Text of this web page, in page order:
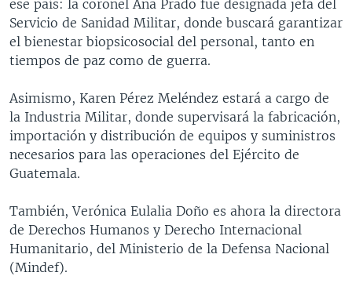
ese país: la coronel Ana Prado fue designada jefa del
Servicio de Sanidad Militar, donde buscará garantizar
el bienestar biopsicosocial del personal, tanto en
tiempos de paz como de guerra.
Asimismo, Karen Pérez Meléndez estará a cargo de
la Industria Militar, donde supervisará la fabricación,
importación y distribución de equipos y suministros
necesarios para las operaciones del Ejército de
Guatemala.
También, Verónica Eulalia Doño es ahora la directora
de Derechos Humanos y Derecho Internacional
Humanitario, del Ministerio de la Defensa Nacional
(Mindef).